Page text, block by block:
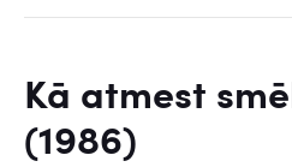
Kā atmest
(1986)